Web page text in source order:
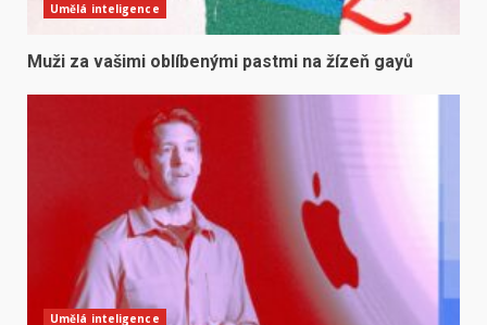
Umělá inteligence
Muži za vašimi oblíbenými pastmi na žízeň gayů
Umělá inteligence